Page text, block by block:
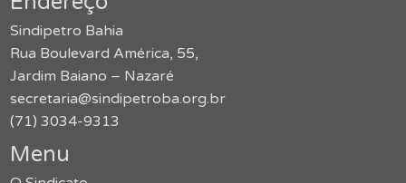
Sindipetro Bahia
Rua Boulevard América, 55,
Jardim Baiano – Nazaré
secretaria@sindipetroba.org.br
(71) 3034-9313
Menu